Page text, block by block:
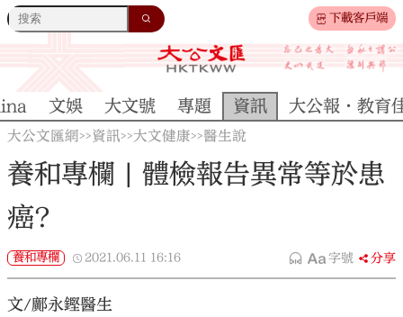
下載客戶端
文娛 大文號 專題 資訊 大公報·教育
大公文匯網>>資訊>>大文健康>>醫生說
養和專欄 | 體檢報告異常等於患
癌?
養和專欄 2021.06.11 16:16 字號 分享
文/鄺永鏗醫生